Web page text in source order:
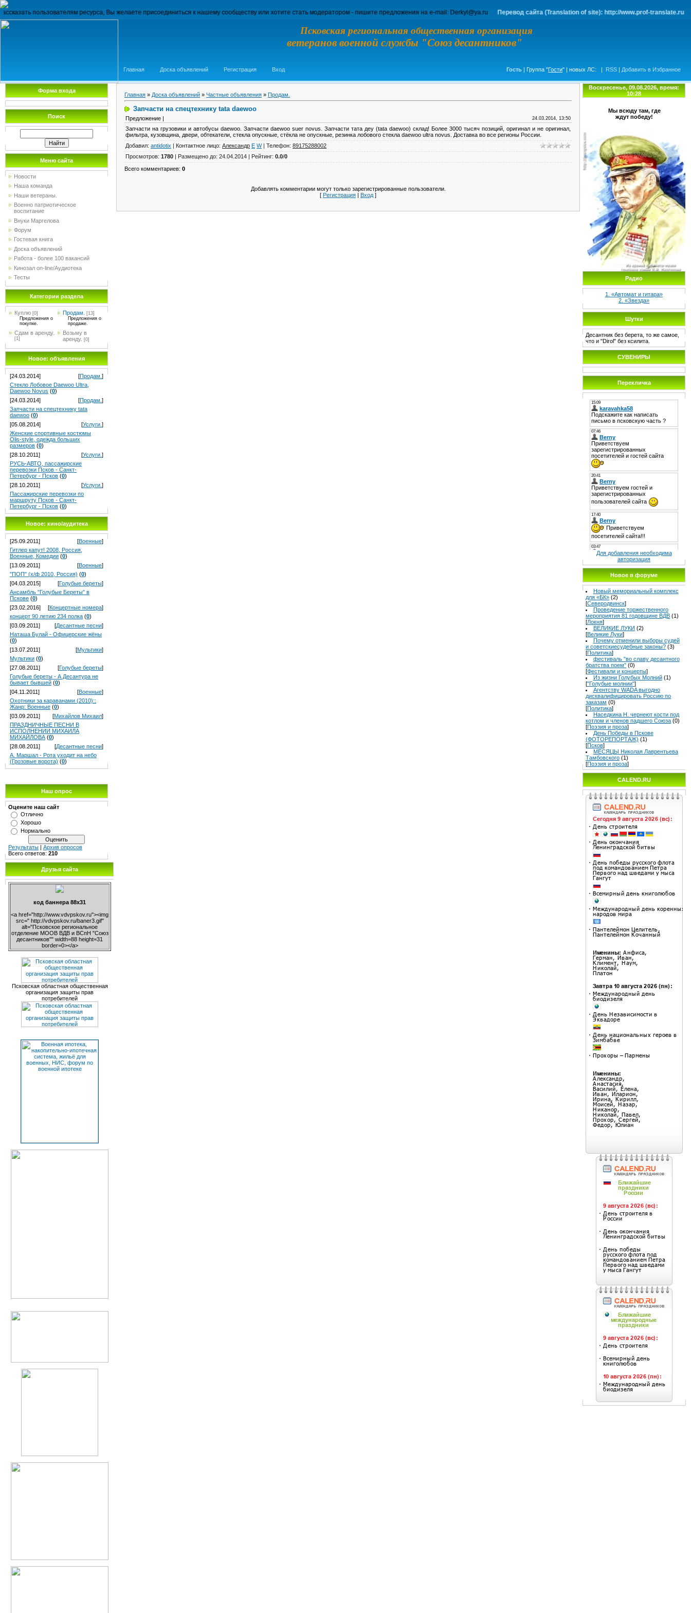
ресурса, Вы желаете присоединиться к нашему сообществу или хотите стать модератором - пишите предложения на e-mail: Derkyl@ya.ruПеревод сайта (Translation of site): http://www.prof-translate.ru
Псковская региональная общественная организация
ветеранов военной службы "Союз десантников"
Главная Доска объявлений Регистрация Вход Гость | Группа "Гости" | новых ЛС: | RSS | Добавить в Избранное
Форма входа
Поиск
Меню сайта
Новости
Наша команда
Наши ветераны.
Военно патриотическое
воспитание
Внуки Маргелова
Форум
Гостевая книга
Доска объявлений
Работа - более 100 вакансий
Кинозал on-line/Аудиотека
Тесты
Категории раздела
Куплю [0]
Предложения о
покупке.
Продам.
[13]
Предложения о
продаже.
Сдам в аренду.
[1]
Возьму в
аренду. [0]
Новое: объявления
[24.03.2014] [Продам. ]
Стекло Лобовое Daewoo Ultra,
Daewoo Novus (0)
[24.03.2014]
[Продам. ]
Запчасти на спецтехнику tata
daewoo (0)
[05.08.2014]
[Услуги. ]
Женские спортивные костюмы
Olis-style, одежда больших
размеров (0)
[28.10.2011]
[Услуги. ]
РУСЬ-АВТО, пассажирские
перевозки Псков - Санкт-
Петербург - Псков (0)
[28.10.2011]
[Услуги. ]
Пассажирские перевозки по
маршруту Псков - Санкт-
Петербург - Псков (0)
Новое: кино/аудитека
[25.09.2011] [Военные]
Гитлер капут! 2008, Россия,
Военные, Комедии (0)
[13.09.2011]
[Военные]
"ПОП" (х/ф 2010, Россия) (0)
[04.03.2015]
[Голубые береты]
Ансамбль "Голубые Береты" в
Пскове (0)
[23.02.2016]
[Концертные номера]
концерт 90 летию 234 полка (0)
[03.09.2011]
[Десантные песни]
Наташа Булай - Офицерские жёны
(0)
[13.07.2011]
[Мультики]
Мультики (0)
[27.08.2011]
[Голубые береты]
Голубые береты - А Десантура не
бывает бывшей (0)
[04.11.2011]
[Военные]
Охотники за караванами (2010)::
Жанр: Военные (0)
[03.09.2011]
[Михайлов Михаил]
ПРАЗДНИЧНЫЕ ПЕСНИ В
ИСПОЛНЕНИИ МИХАИЛА
МИХАЙЛОВА (0)
[28.08.2011]
[Десантные песни]
А. Маршал - Рота уходит на небо
(Грозовые ворота) (0)
Наш опрос
Оцените наш сайт
Отлично
Хорошо
Нормально
Результаты | Архив опросов
Всего ответов: 210
Друзья сайта
код баннера 88х31
<a href="http://www.vdvpskov.ru"><img
src=" http://vdvpskov.ru/baner3.gif"
alt="Псковское региональное
отделение МООВ ВДВ и ВСпН "Союз
десантников"" width=88 height=31
border=0></a>
Псковская областная общественная
организация защиты прав
потребителей
Главная » Доска объявлений » Частные объявления » Продам.
Запчасти на спецтехнику tata daewoo
Предложение | 24.03.2014, 13:50
Запчасти на грузовики и автобусы daewoo. Запчасти daewoo suer novus. Запчасти тата деу (tata daewoo) склад! Более 3000 тысяч позиций, оригинал и не оригинал,
фильтра, кузовщина, двери, обтекатели, стекла опускные, стёкла не опускные, резинка лобового стекла daewoo ultra novus. Доставка во все регионы России.
Добавил: antidotix | Контактное лицо: Александр E W| Телефон: 89175288002
Просмотров: 1780 | Размещено до: 24.04.2014 | Рейтинг: 0.0/0
Всего комментариев: 0
Добавлять комментарии могут только зарегистрированные пользователи.
[ Регистрация | Вход ]
Воскресенье, 09.08.2026, время:
10:28
Мы всюду там, где
ждут победу!
Радио
1. «Автомат и гитара»
2. «Звезда»
Шутки
Десантник без берета, то же самое,
что и "Dirol" без ксилита.
СУВЕНИРЫ
Перекличка
Для добавления необходима
авторизация
Новое в форуме
Новый мемориальный комплекс
для «БК» (2)
[Северодвинск]
Проведение торжественного
мероприятия 81 годовщине ВДВ (1)
[Локня]
ВЕЛИКИЕ ЛУКИ (2)
[Великие Луки]
Почему отменили выборы судей
и советскиесудебные законы? (3)
[Политика]
фестиваль "во славу десантного
братства поем" (0)
[Фестивали и концерты]
Из жизни Голубых Молний (1)
["Голубые молнии"]
Агентству WADA выгодно
дисквалифицировать Россию по
заказам (0)
[Политика]
Наседкина Н. чернеют кости под
котлом и членов падшего Союза (0)
[Поэзия и проза]
День Победы в Пскове
(ФОТОРЕПОРТАЖ) (1)
[Псков]
МЕСЯЦЫ Николая Лаврентьева
Тамбовского (1)
[Поэзия и проза]
CALEND.RU